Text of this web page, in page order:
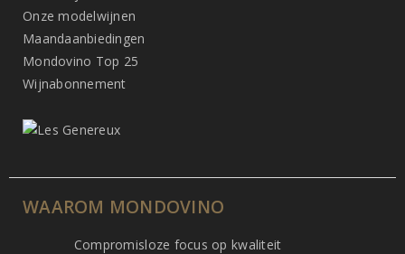
Onze modelwijnen
Maandaanbiedingen
Mondovino Top 25
Wijnabonnement
WAAROM MONDOVINO
Compromisloze focus op kwaliteit